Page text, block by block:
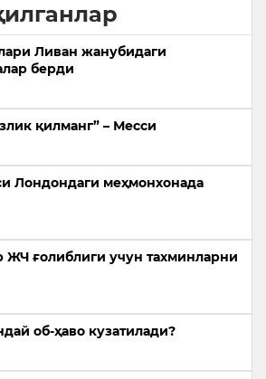
Ливан жанубидаги
берди
қилманг” – Месси
Лондондаги меҳмонхонада
ғолиблиги учун тахминларни
об-ҳаво кузатилади?